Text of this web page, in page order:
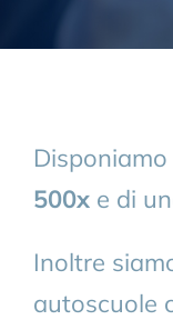
500xe di
Inoltre
autoscuole